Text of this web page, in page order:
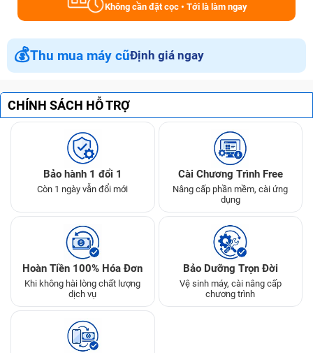
Không cần đặt cọc • Tới là làm ngay
💰Thu mua máy cũĐịnh giá ngay
CHÍNH SÁCH HỖ TRỢ
Bảo hành 1 đổi 1
Còn 1 ngày vẫn đổi mới
Cài Chương Trình Free
Nâng cấp phần mềm, cài ứng
dụng
Hoàn Tiền 100% Hóa Đơn
Khi không hài lòng chất lượng
dịch vụ
Bảo Dưỡng Trọn Đời
Vệ sinh máy, cài nâng cấp
chương trình